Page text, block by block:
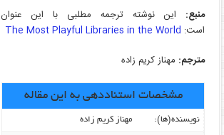
منبع: این نوشته ترجمه مطلبی با این عنوان
است: The Most Playful Libraries in the World
مترجم: مهناز کریم زاده
مشخصات استناددهی به این مقاله
نویسنده‌(ها): مهناز کریم زاده